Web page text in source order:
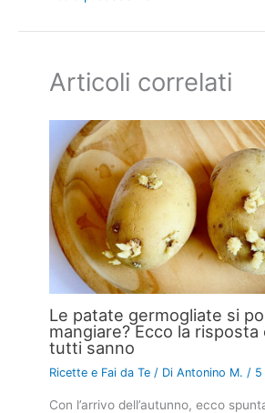
Articoli correlati
Le patate germogliate si
mangiare? Ecco la risposta
tutti sanno
Ricette e Fai da Te / DiAntonino M./ 5
Con l’arrivo dell’autunno, ecco